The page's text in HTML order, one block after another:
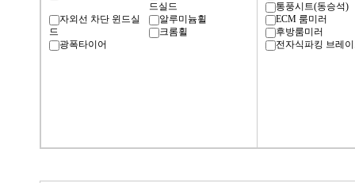
드실드
자외선 차단 윈드실
드
알루미늄휠
크롬휠
광폭타이어
통풍시트(동승석)
ECM 룸미러
후방룸미러
전자식파킹 브레